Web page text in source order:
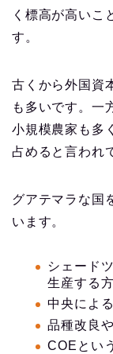
く標高が高いこ
す。
古くから外国資
も多いです。一
小規模農家も多
占めると言われ
グアテマラな国
います。
シェード
生産する方
中央によ
品種改良
COEとい